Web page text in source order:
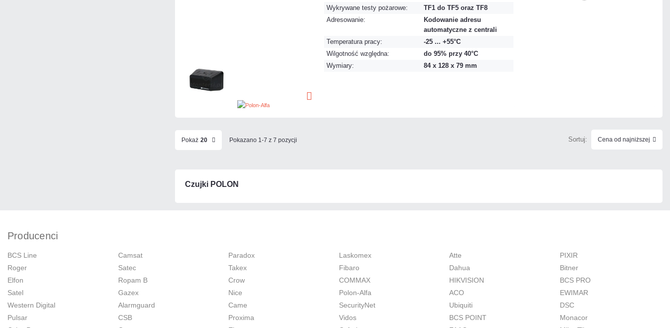
Wykrywane testy pożarowe:
TF1 do TF5 oraz TF8
Adresowanie:
Kodowanie adresu
automatyczne z centrali
Temperatura pracy:
-25 ... +55°C
Wilgotność względna:
do 95% przy 40°C
Wymiary:
84 x 128 x 79 mm
Pokaż 20 Pokazano 1-7 z 7 pozycji Sortuj: Cena od najniższej
Czujki POLON
Producenci
BCS Line
Roger
Elfon
Satel
Western Digital
Pulsar
Camsat
Satec
Ropam B
Gazex
Alarmguard
CSB
Paradox
Takex
Crow
Nice
Came
Proxima
Laskomex
Fibaro
COMMAX
Polon-Alfa
SecurityNet
Vidos
Atte
Dahua
HIKVISION
ACO
Ubiquiti
BCS POINT
PIXIR
Bitner
BCS PRO
EWIMAR
DSC
Monacor